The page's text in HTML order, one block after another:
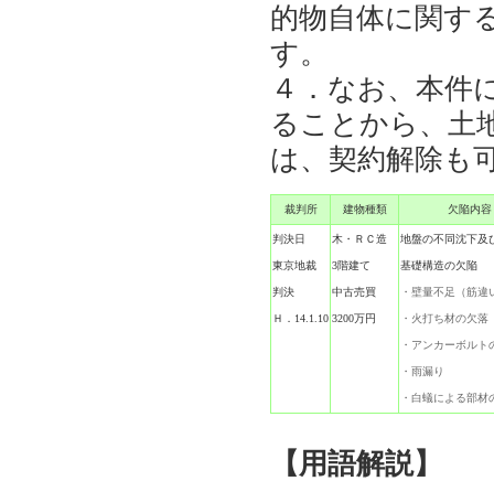
的物自体に関す
す。
４．なお、本件
ることから、土
は、契約解除も
裁判所 建物種類 欠陥内容
判決日
東京地裁
判決
Ｈ．14.1.10
木・ＲＣ造
3階建て
中古売買
3200万円
地盤の不同沈下及
基礎構造の欠陥
・壁量不足（筋違
・火打ち材の欠落
・アンカーボルト
・雨漏り
・白蟻による部材
【用語解説】